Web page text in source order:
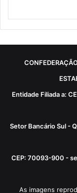
Entidade Filiada a:
Setor Bancário Sul -
CEP: 70093-900 -
As imagens